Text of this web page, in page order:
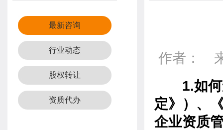
最新咨询
行业动态
股权转让
资质代办
作者：
1.如何查
定》）、
企业资质